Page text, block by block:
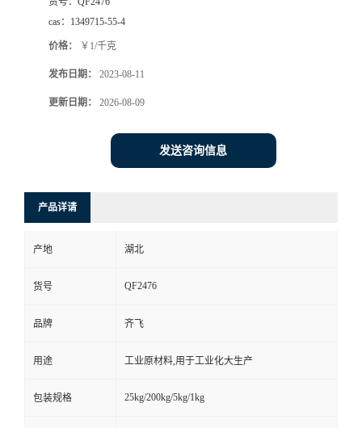
cas： 1349715-55-4
价格： ￥1/千克
发布日期： 2023-08-11
更新日期： 2026-08-09
发送咨询信息
产品详请
产地 湖北
货号 QF2476
品牌 齐飞
用途 工业原材料,用于工业化大生产
包装规格 25kg/200kg/5kg/1kg